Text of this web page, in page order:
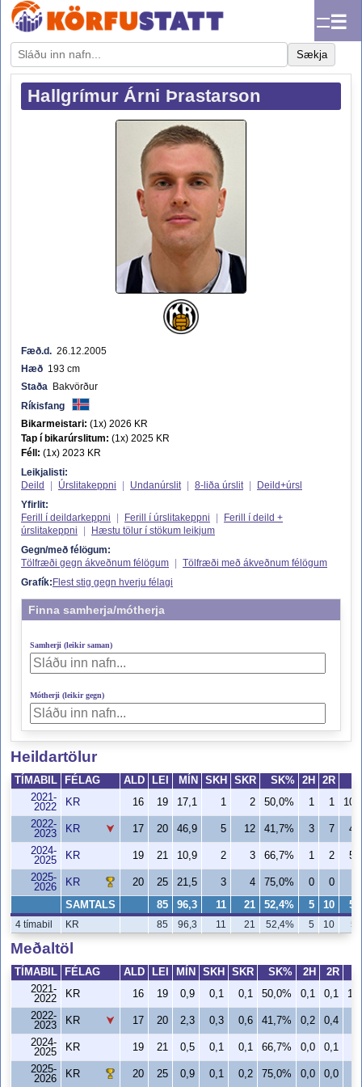
☰
Sækja
Hallgrímur Árni Þrastarson
Fæð.d. 26.12.2005
Hæð 193 cm
Staða Bakvörður
Ríkisfang
Bikarmeistari: (1x) 2026 KR
Tap í bikarúrslitum: (1x) 2025 KR
Féll: (1x) 2023 KR
Leikjalisti:
Deild
Úrslitakeppni Undanúrslit 8-liða úrslit
Deild+úrsl
Yfirlit:
Ferill í deildarkeppni
Ferill í úrslitakeppni
Ferill í deild +
úrslitakeppni
Hæstu tölur í stökum leikjum
Gegn/með félögum:
Tölfræði gegn ákveðnum félögum
Tölfræði með ákveðnum félögum
Grafík: Flest stig gegn hverju félagi
Finna samherja/mótherja
Samherji (leikir saman)
Mótherji (leikir gegn)
Heildartölur
TÍMABIL FÉLAG ALD LEI MÍN SKH SKR SK% 2H 2R
2021-
2022
KR 16 19 17,1 1 2 50,0% 1 1
2022-
2023
KR 17 20 46,9 5 12 41,7% 3 7
2024-
2025
KR 19 21 10,9 2 3 66,7% 1 2
2025-
2026
KR 20 25 21,5 3 4 75,0% 0 0
SAMTALS 85 96,3 11 21 52,4% 5 10
4 tímabil KR 85 96,3 11 21 52,4% 5 10
Meðaltöl
TÍMABIL FÉLAG ALD LEI MÍN SKH SKR SK% 2H 2R
2021-
2022
KR 16 19 0,9 0,1 0,1 50,0% 0,1 0,1
2022-
2023
KR 17 20 2,3 0,3 0,6 41,7% 0,2 0,4
2024-
2025
KR 19 21 0,5 0,1 0,1 66,7% 0,0 0,1
2025-
2026
KR 20 25 0,9 0,1 0,2 75,0% 0,0 0,0